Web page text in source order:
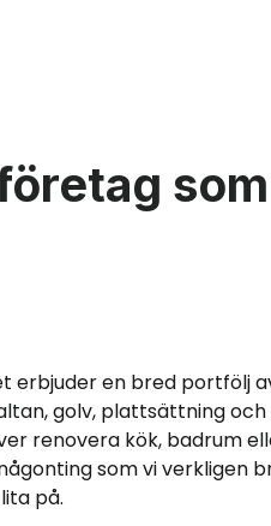
erbjuder en bred portfölj
golv, plattsättning
renovera kök, badrum
som vi verkligen
på.